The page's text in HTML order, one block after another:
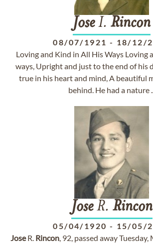
JoseI. Rincon
08/07/1921 - 18/12/
Loving and Kind in All His Ways Loving
ways, Upright and just to the end of his
true in his heart and mind, A beautiful
behind. He had a nature
JoseR. Rincon
05/04/1920 - 15/05/
JoseR. Rincon, 92, passed away